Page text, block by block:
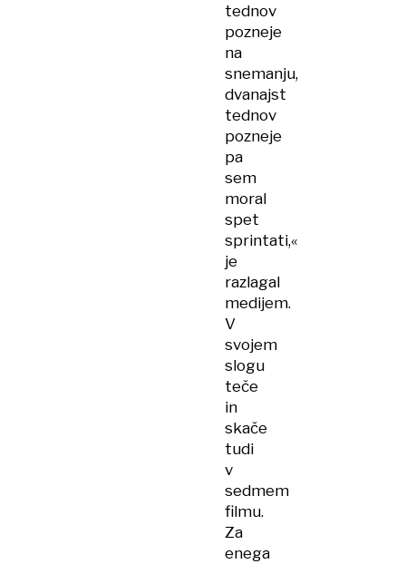
tednov
pozneje
na
snemanju,
dvanajst
tednov
pozneje
pa
sem
moral
spet
sprintati,«
je
razlagal
medijem.
V
svojem
slogu
teče
in
skače
tudi
v
sedmem
filmu.
Za
enega